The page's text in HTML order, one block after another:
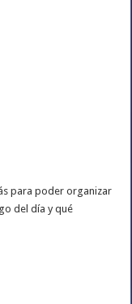
para poder organizar
del día y qué